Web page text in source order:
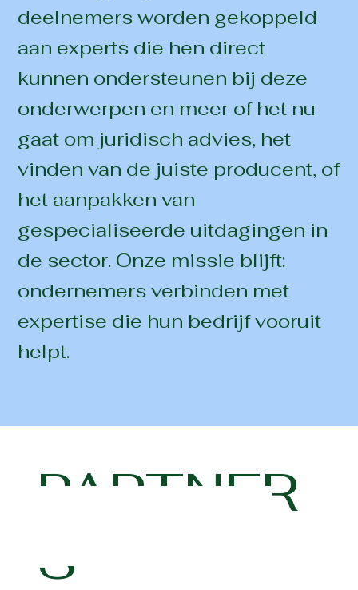
deelnemers worden gekoppeld
aan experts die hen direct
kunnen ondersteunen bij deze
onderwerpen en meer of het nu
gaat om juridisch advies, het
vinden van de juiste producent, of
het aanpakken van
gespecialiseerde uitdagingen in
de sector. Onze missie blijft:
ondernemers verbinden met
expertise die hun bedrijf vooruit
helpt.
PARTNER
S